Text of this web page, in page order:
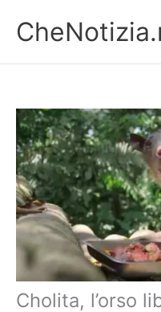
contenuto
Cholita, l’orso